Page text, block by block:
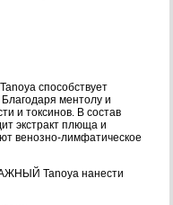
способствует
ментолу и
и токсинов. В состав
экстракт плюща и
венозно-лимфатическое
Tanoya нанести